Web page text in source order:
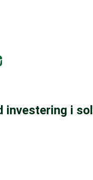
investering i